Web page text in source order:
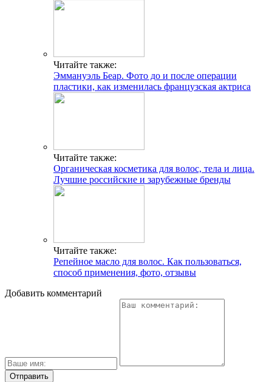
Читайте также:
Эммануэль Беар. Фото до и после операции
пластики, как изменилась французская актриса
Читайте также:
Органическая косметика для волос, тела и лица.
Лучшие российские и зарубежные бренды
Читайте также:
Репейное масло для волос. Как пользоваться,
способ применения, фото, отзывы
Добавить комментарий